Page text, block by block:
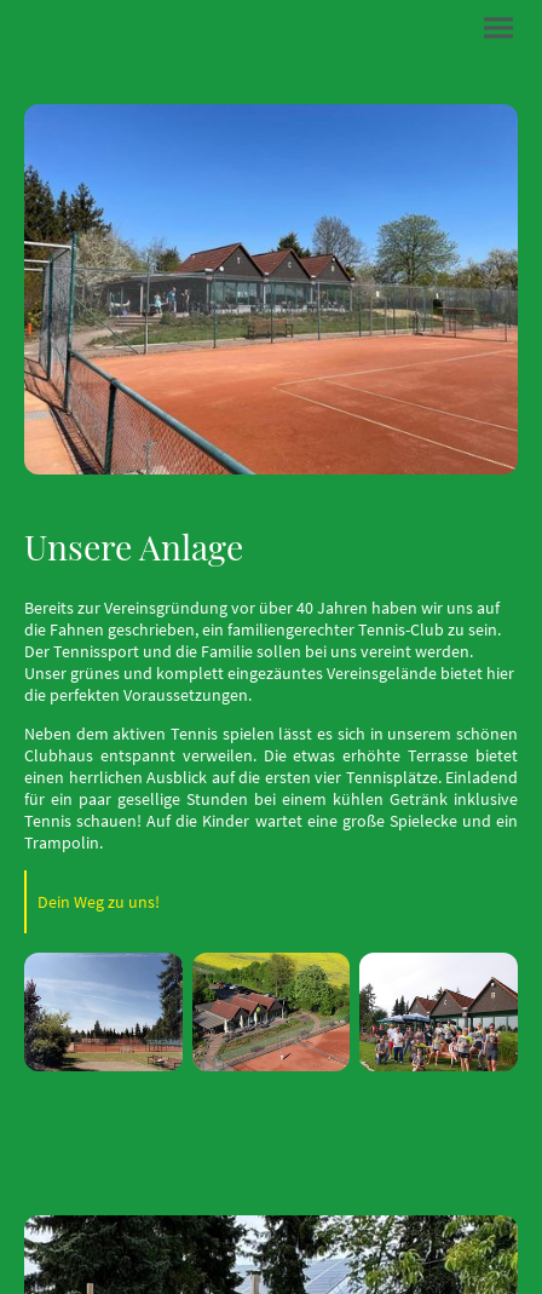
Unsere Anlage
Bereits zur Vereinsgründung vor über 40 Jahren haben wir uns auf
die Fahnen geschrieben, ein familiengerechter Tennis-Club zu sein.
Der Tennissport und die Familie sollen bei uns vereint werden.
Unser grünes und komplett eingezäuntes Vereinsgelände bietet hier
die perfekten Voraussetzungen.
Neben dem aktiven Tennis spielen lässt es sich in unserem schönen
Clubhaus entspannt verweilen. Die etwas erhöhte Terrasse bietet
einen herrlichen Ausblick auf die ersten vier Tennisplätze. Einladend
für ein paar gesellige Stunden bei einem kühlen Getränk inklusive
Tennis schauen! Auf die Kinder wartet eine große Spielecke und ein
Trampolin.
Dein Weg zu uns!